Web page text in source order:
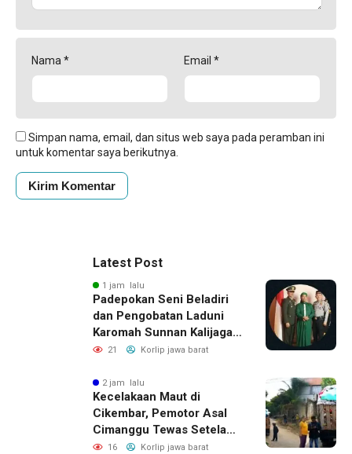
Nama * Email *
Simpan nama, email, dan situs web saya pada peramban ini
untuk komentar saya berikutnya.
Latest Post
1 jam lalu
Padepokan Seni Beladiri
dan Pengobatan Laduni
Karomah Sunnan Kalijaga
Buka Ijazah Ilmu Laduni
21 Korlip jawa barat
2 jam lalu
Kecelakaan Maut di
Cikembar, Pemotor Asal
Cimanggu Tewas Setelah
Terpental Masuk Kolong
16 Korlip jawa barat